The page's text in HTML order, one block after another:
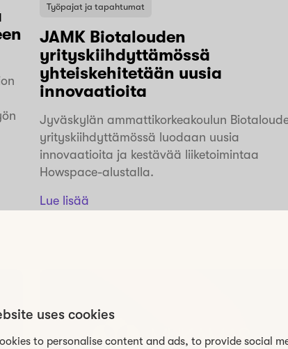
uses cookies
to personalise content and ads, to provide social
Työpajat ja tapahtumat
JAMK Biotalouden
yrityskiihdyttämössä
yhteiskehitetään uusia
innovaatioita
Jyväskylän ammattikorkeakoulun
yrityskiihdyttämössä luodaan uusia
innovaatioita ja kestävää liiketoimintaa
Howspace-alustalla.
Lue lisää